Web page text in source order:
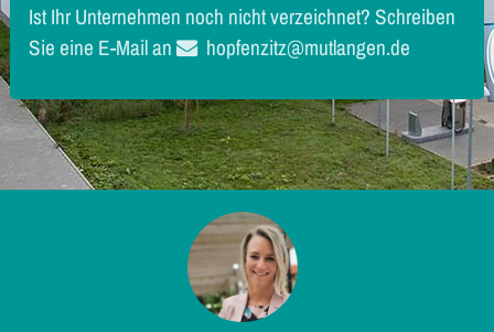
Ist Ihr Unternehmen noch nicht verzeichnet? Schreiben
Sie eine E-Mail an
hopfenzitz@mutlangen.de